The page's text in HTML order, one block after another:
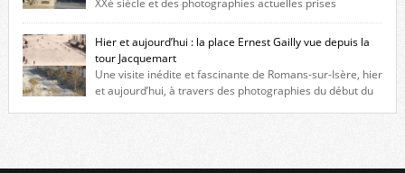
exactement dans le même cadre ! A l’angle de la place Jean Jaurès et de
l’avenue Victor Hugo (à côté d’Intermarché), à Romans. La boulangerie
Jules Pinet est inscrite dans le […]
Hier et aujourd’hui : la place Ernest Gailly vue depuis la
tour Jacquemart
Une visite inédite et fascinante de Romans-sur-Isère, hier
et aujourd’hui, à travers des photographies du début du